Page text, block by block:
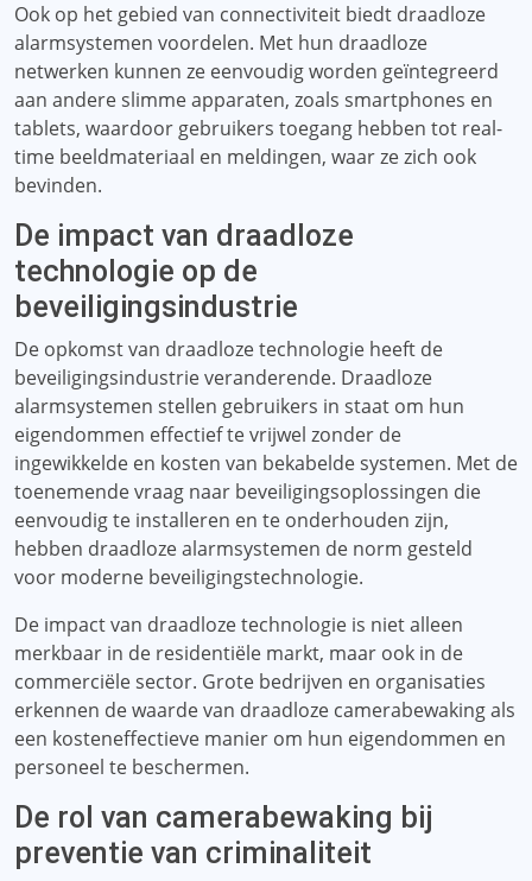
Ook op het gebied van connectiviteit biedt draadloze
alarmsystemen voordelen. Met hun draadloze
netwerken kunnen ze eenvoudig worden geïntegreerd
aan andere slimme apparaten, zoals smartphones en
tablets, waardoor gebruikers toegang hebben tot real-
time beeldmateriaal en meldingen, waar ze zich ook
bevinden.
De impact van draadloze
technologie op de
beveiligingsindustrie
De opkomst van draadloze technologie heeft de
beveiligingsindustrie veranderende. Draadloze
alarmsystemen stellen gebruikers in staat om hun
eigendommen effectief te vrijwel zonder de
ingewikkelde en kosten van bekabelde systemen. Met de
toenemende vraag naar beveiligingsoplossingen die
eenvoudig te installeren en te onderhouden zijn,
hebben draadloze alarmsystemen de norm gesteld
voor moderne beveiligingstechnologie.
De impact van draadloze technologie is niet alleen
merkbaar in de residentiële markt, maar ook in de
commerciële sector. Grote bedrijven en organisaties
erkennen de waarde van draadloze camerabewaking als
een kosteneffectieve manier om hun eigendommen en
personeel te beschermen.
De rol van camerabewaking bij
preventie van criminaliteit